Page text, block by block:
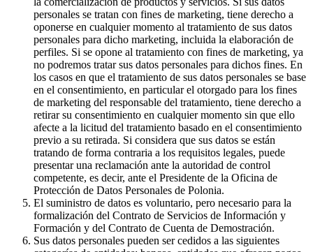
personales se tratan con fines de marketing, tiene derecho a
oponerse en cualquier momento al tratamiento de sus datos
personales para dicho marketing, incluida la elaboración de
perfiles. Si se opone al tratamiento con fines de marketing, ya
no podremos tratar sus datos personales para dichos fines. En
los casos en que el tratamiento de sus datos personales se base
en el consentimiento, en particular el otorgado para los fines
de marketing del responsable del tratamiento, tiene derecho a
retirar su consentimiento en cualquier momento sin que ello
afecte a la licitud del tratamiento basado en el consentimiento
previo a su retirada. Si considera que sus datos se están
tratando de forma contraria a los requisitos legales, puede
presentar una reclamación ante la autoridad de control
competente, es decir, ante el Presidente de la Oficina de
Protección de Datos Personales de Polonia.
El suministro de datos es voluntario, pero necesario para la
formalización del Contrato de Servicios de Información y
Formación y del Contrato de Cuenta de Demostración.
Sus datos personales pueden ser cedidos a las siguientes